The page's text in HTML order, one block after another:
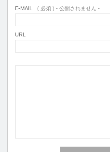
E-MAIL ( 必須 ) - 公開されません -
URL